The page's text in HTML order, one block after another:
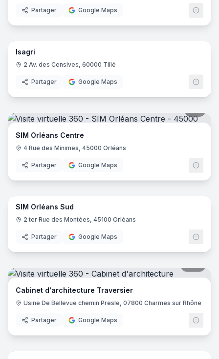
Partager Google Maps
15
Isagri
2 Av. des Censives, 60000 Tillé
Partager Google Maps
SIM Orléans Centre
4 Rue des Minimes, 45000 Orléans
Partager Google Maps
6
SIM Orléans Sud
2 ter Rue des Montées, 45100 Orléans
Partager Google Maps
Cabinet d'architecture Traversier
Usine De Bellevue chemin Presle, 07800 Charmes sur Rhône
Partager Google Maps
14